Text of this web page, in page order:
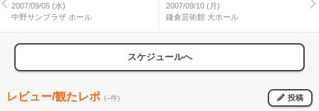
2007/09/05 (水)
中野サンプラザ ホール
2007/09/10 (月)
鎌倉芸術館 大ホール
スケジュールへ
レビュー/観たレポ (--件) 投稿